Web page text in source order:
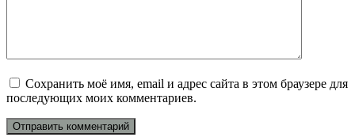
Сохранить моё имя, email и адрес сайта в этом браузере для
последующих моих комментариев.